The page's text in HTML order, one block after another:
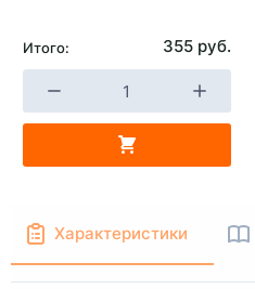
Итого: 355 руб.
-
Характеристики